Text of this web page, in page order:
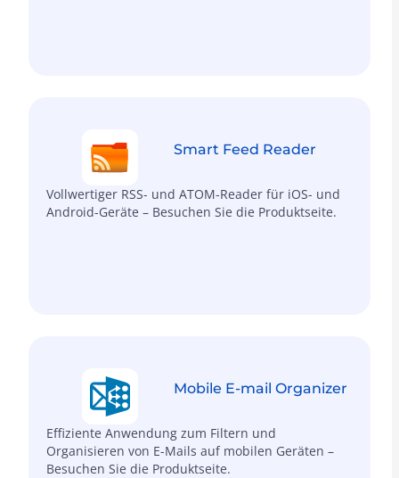
Smart Feed Reader
Vollwertiger RSS- und ATOM-Reader für iOS- und
Android-Geräte – Besuchen Sie die Produktseite.
Mobile E-mail Organizer
Effiziente Anwendung zum Filtern und
Organisieren von E-Mails auf mobilen Geräten –
Besuchen Sie die Produktseite.